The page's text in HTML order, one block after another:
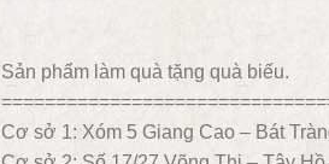
Sản phẩm làm quà tặng quà biếu.
Cơ sở 1: Xóm 5 Giang Cao – Bát